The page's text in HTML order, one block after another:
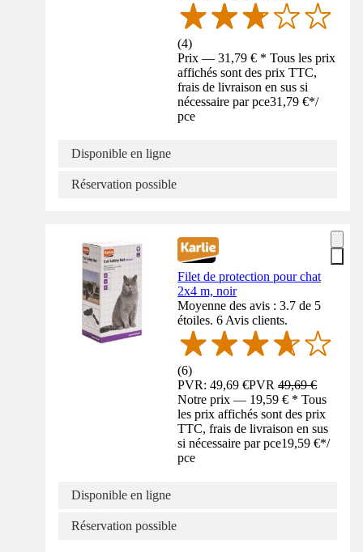
(4)
Prix — 31,79 € * Tous les prix
affichés sont des prix TTC,
frais de livraison en sus si
nécessaire par pce31,79 €*/
pce
Disponible en ligne
Réservation possible
Filet de protection pour chat
2x4 m, noir
Moyenne des avis : 3.7 de 5
étoiles. 6 Avis clients.
(6)
PVR: 49,69 €PVR49,69 €
Notre prix — 19,59 € * Tous
les prix affichés sont des prix
TTC, frais de livraison en sus
si nécessaire par pce19,59 €*/
pce
Disponible en ligne
Réservation possible